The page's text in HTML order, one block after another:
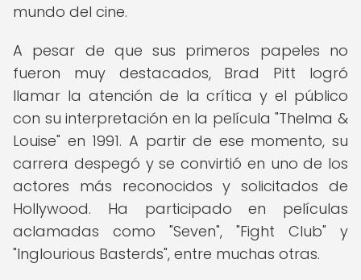
mundo del cine.
A pesar de que sus primeros papeles no
fueron muy destacados, Brad Pitt logró
llamar la atención de la crítica y el público
con su interpretación en la película "Thelma &
Louise" en 1991. A partir de ese momento, su
carrera despegó y se convirtió en uno de los
actores más reconocidos y solicitados de
Hollywood. Ha participado en películas
aclamadas como "Seven", "Fight Club" y
"Inglourious Basterds", entre muchas otras.